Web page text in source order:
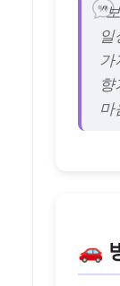
"
가
마
🚗